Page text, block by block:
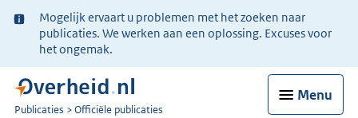
Ter
informatie:
Mogelijk ervaart u problemen met het zoeken naar
publicaties. We werken aan een oplossing. Excuses voor
het ongemak.
Menu
U
Publicaties Officiële publicaties